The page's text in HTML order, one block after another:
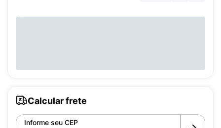
Calcular frete
Informe seu CEP